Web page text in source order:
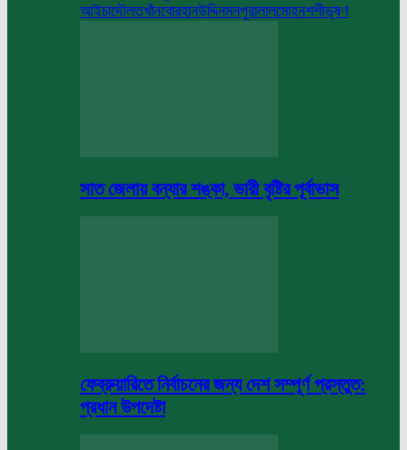
আইচাদৌলতখাঁনবোরহানউদ্দিনমনপুরালালমোহনশশীভূষণ
সাত জেলায় বন্যার শঙ্কা, ভারী বৃষ্টির পূর্বাভাস
ফেব্রুয়ারিতে নির্বাচনের জন্য দেশ সম্পূর্ণ প্রস্তুত:
প্রধান উপদেষ্টা